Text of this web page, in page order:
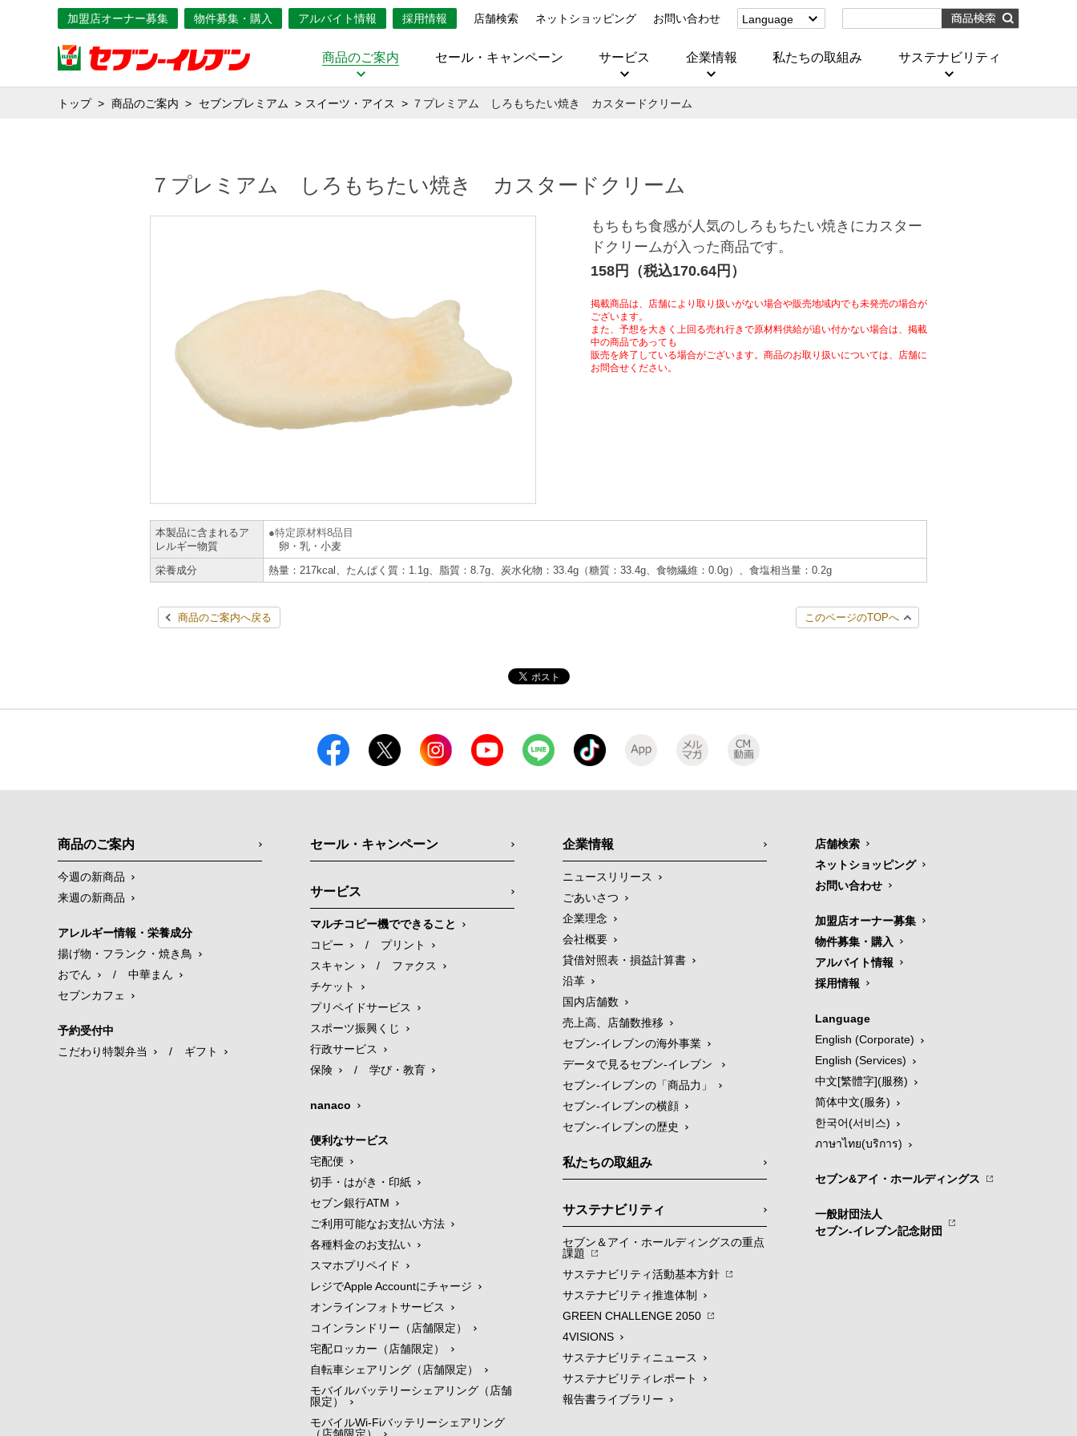
加盟店オーナー募集 物件募集・購入 アルバイト情報 採用情報 店舗検索 ネットショッピング お問い合わせ
Language
(Corporate)
商品のご案内 セール・キャンペーン サービス 企業情報 私たちの取組み サステナビリティ
トップ 商品のご案内 セブンプレミアム スイーツ・アイス ７プレミアム しろもちたい焼き カスタードクリーム
７プレミアム しろもちたい焼き カスタードクリーム
もちもち食感が人気のしろもちたい焼きにカスター
ドクリームが入った商品です。
158円（税込170.64円）
掲載商品は、店舗により取り扱いがない場合や販売地域内でも未発売の場合が
ございます。
また、予想を大きく上回る売れ行きで原材料供給が追い付かない場合は、掲載
中の商品であっても
販売を終了している場合がございます。商品のお取り扱いについては、店舗に
お問合せください。
本製品に含まれるア
レルギー物質
特定原材料8品目
卵・乳・小麦
栄養成分
熱量：217kcal、たんぱく質：1.1g、脂質：8.7g、炭水化物：33.4g（糖質：33.4g、食物繊維：0.0g）、食塩相当量：0.2g
商品のご案内へ戻る このページのTOPへ
商品のご案内
今週の新商品
来週の新商品
アレルギー情報・栄養成分
揚げ物・フランク・焼き鳥
おでん
/
中華まん
セブンカフェ
予約受付中
こだわり特製弁当
/ ギフト
セール・キャンペーン
サービス
マルチコピー機でできること
コピー
/
プリント
スキャン
/
ファクス
チケット
プリペイドサービス
スポーツ振興くじ
行政サービス
保険
/ 学び・教育
nanaco
便利なサービス
宅配便
切手・はがき・印紙
セブン銀行ATM
ご利用可能なお支払い方法
各種料金のお支払い
スマホプリペイド
レジでApple Accountにチャージ
オンラインフォトサービス
コインランドリー（店舗限定）
宅配ロッカー（店舗限定）
自転車シェアリング（店舗限定）
モバイルバッテリーシェアリング（店舗
限定）
モバイルWi-Fiバッテリーシェアリング
企業情報
ニュースリリース
ごあいさつ
企業理念
会社概要
貸借対照表・損益計算書
沿革
国内店舗数
売上高、店舗数推移
セブン‐イレブンの海外事業
データで見るセブン‐イレブン
セブン‐イレブンの「商品力」
セブン-イレブンの横顔
セブン-イレブンの歴史
私たちの取組み
サステナビリティ
セブン＆アイ・ホールディングスの重点
課題
サステナビリティ活動基本方針
サステナビリティ推進体制
GREEN CHALLENGE 2050
4VISIONS
サステナビリティニュース
サステナビリティレポート
報告書ライブラリー
店舗検索
ネットショッピング
お問い合わせ
加盟店オーナー募集
物件募集・購入
アルバイト情報
採用情報
Language
English (Corporate)
English (Services)
中文[繁體字](服務)
简体中文(服务)
한국어(서비스)
ภาษาไทย(บริการ)
セブン&アイ・ホールディングス
一般財団法人
セブン-イレブン記念財団